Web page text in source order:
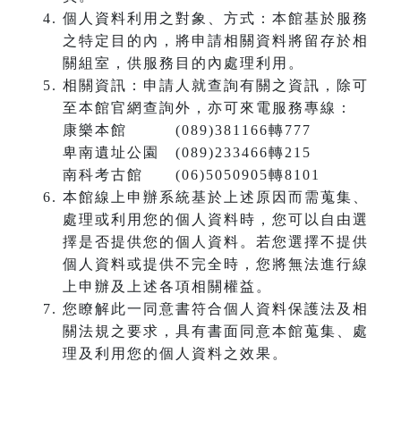
個人資料利用之對象、方式：本館基於服務
之特定目的內，將申請相關資料將留存於相
關組室，供服務目的內處理利用。
相關資訊：申請人就查詢有關之資訊，除可
至本館官網查詢外，亦可來電服務專線：
康樂本館 (089)381166轉777
卑南遺址公園 (089)233466轉215
南科考古館 (06)5050905轉8101
本館線上申辦系統基於上述原因而需蒐集、
處理或利用您的個人資料時，您可以自由選
擇是否提供您的個人資料。若您選擇不提供
個人資料或提供不完全時，您將無法進行線
上申辦及上述各項相關權益。
您瞭解此一同意書符合個人資料保護法及相
關法規之要求，具有書面同意本館蒐集、處
理及利用您的個人資料之效果。